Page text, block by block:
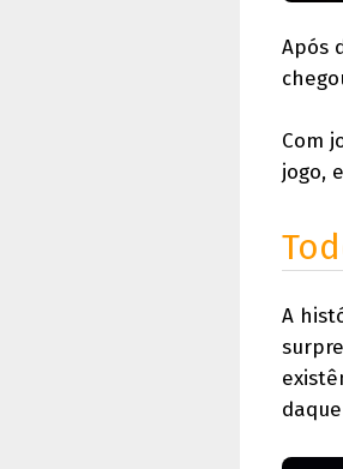
Após
Com
jogo,
A